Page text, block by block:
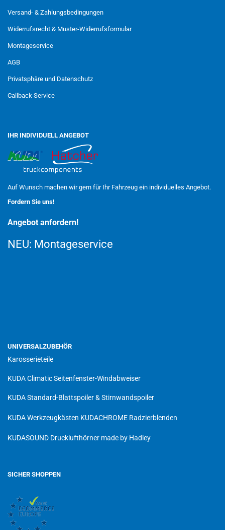
Versand- & Zahlungsbedingungen
Widerrufsrecht & Muster-Widerrufsformular
Montageservice
AGB
Privatsphäre und Datenschutz
Callback Service
IHR INDIVIDUELL ANGEBOT
Auf Wunsch machen wir gern für Ihr Fahrzeug ein individuelles Angebot.
Fordern Sie uns!
Angebot anfordern!
NEU: Montageservice
UNIVERSALZUBEHÖR
Karosserieteile
KUDA Climatic Seitenfenster-Windabweiser
KUDA Standard-Blattspoiler & Stirnwandspoiler
KUDA Werkzeugkästen KUDACHROME Radzierblenden
KUDASOUND Drucklufthörner made by Hadley
SICHER SHOPPEN